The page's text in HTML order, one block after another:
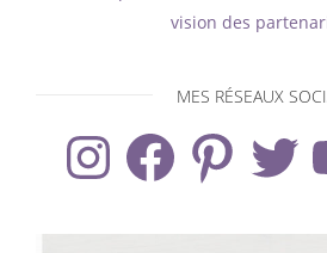
vision des
MES RÉSEAUX
InstagramFacebook Pinterest Twitter